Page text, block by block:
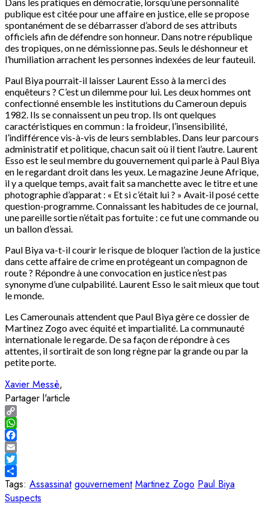
publique est citée pour une affaire en justice, elle se propose
spontanément de se débarrasser d’abord de ses attributs
officiels afin de défendre son honneur. Dans notre république
des tropiques, on ne démissionne pas. Seuls le déshonneur et
l’humiliation arrachent les personnes indexées de leur fauteuil.
Paul Biya pourrait-il laisser Laurent Esso à la merci des
enquêteurs ? C’est un dilemme pour lui. Les deux hommes ont
confectionné ensemble les institutions du Cameroun depuis
1982. Ils se connaissent un peu trop. Ils ont quelques
caractéristiques en commun : la froideur, l’insensibilité,
l’indifférence vis-à-vis de leurs semblables. Dans leur parcours
administratif et politique, chacun sait où il tient l’autre. Laurent
Esso est le seul membre du gouvernement qui parle à Paul Biya
en le regardant droit dans les yeux. Le magazine Jeune Afrique,
il y a quelque temps, avait fait sa manchette avec le titre et une
photographie d’apparat : « Et si c’était lui ? » Avait-il posé cette
question-programme. Connaissant les habitudes de ce journal,
une pareille sortie n’était pas fortuite : ce fut une commande ou
un ballon d’essai.
Paul Biya va-t-il courir le risque de bloquer l’action de la justice
dans cette affaire de crime en protégeant un compagnon de
route ? Répondre à une convocation en justice n’est pas
synonyme d’une culpabilité. Laurent Esso le sait mieux que tout
le monde.
Les Camerounais attendent que Paul Biya gère ce dossier de
Martinez Zogo avec équité et impartialité. La communauté
internationale le regarde. De sa façon de répondre à ces
attentes, il sortirait de son long règne par la grande ou par la
petite porte.
Xavier Messè
Partager l'article
Copy
Link
WhatsApp
Facebook
Email
Twitter
Share
Tags: Assassinat gouvernement Martinez Zogo Paul Biya
Suspects